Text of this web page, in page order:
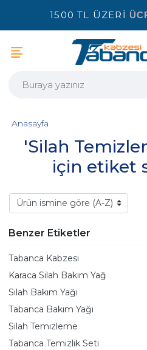
1500 TL ÜZERİ
'Silah
için etiket
Anasayfa
Benzer Etiketler
Tabanca Kabzesi
Karaca Silah Bakım Yağ
Silah Bakım Yağı
Tabanca Bakım Yağı
Silah Temizleme
Tabanca Temizlik Seti